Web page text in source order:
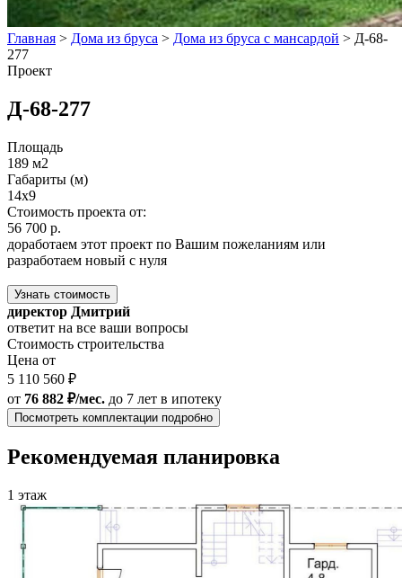
Главная > Дома из бруса > Дома из бруса с мансардой > Д-68-
277
Проект
Д-68-277
Площадь
189 м2
Габариты (м)
14x9
Стоимость проекта от:
56 700 р.
доработаем этот проект по Вашим пожеланиям или
разработаем новый с нуля
Узнать стоимость
директор Дмитрий
ответит на все ваши вопросы
Стоимость строительства
Цена от
5 110 560 ₽
от 76 882 ₽/мес. до 7 лет в ипотеку
Посмотреть комплектации подробно
Рекомендуемая планировка
1 этаж